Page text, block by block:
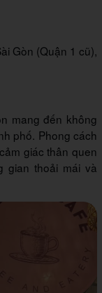
Gòn (Quận 1 cũ),
mang đến không
phố. Phong cách
giác thân quen
gian thoải mái và